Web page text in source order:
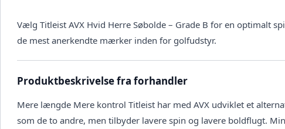
Vælg Titleist AVX Hvid Herre Søbolde – Grade B for en optimalt
de mest anerkendte mærker inden for golfudstyr.
Produktbeskrivelse fra forhandler
Mere længde Mere kontrol Titleist har med AVX udviklet et
som de to andre, men tilbyder lavere spin og lavere boldflugt.